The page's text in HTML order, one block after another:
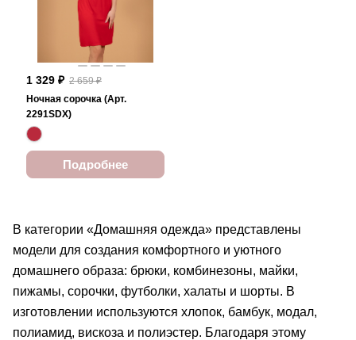
1 329 ₽ 2 659 ₽
Ночная сорочка (Арт.
2291SDX)
Подробнее
В категории «Домашняя одежда» представлены
модели для создания комфортного и уютного
домашнего образа: брюки, комбинезоны, майки,
пижамы, сорочки, футболки, халаты и шорты. В
изготовлении используются хлопок, бамбук, модал,
полиамид, вискоза и полиэстер. Благодаря этому